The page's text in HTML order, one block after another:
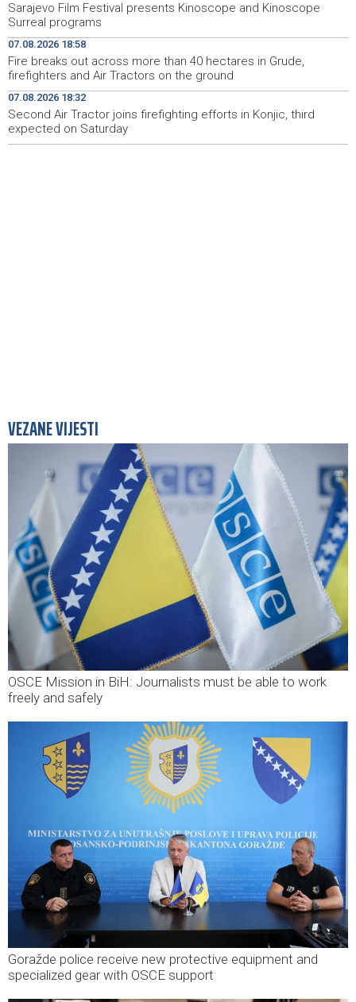
15:05
Vozači u HBŽ-u pozvani na oprez zbog divljih konja na
cestama
14:49
Bh. Muay Thai reprezentacija na Svjetskom prvenstvu u
najbrojnijem sastavu do sada (VIDEO)
14:30
Sutra sunčano, dnevna temperatura od 27 do 33, na
jugu do 39 stepeni
Sarajevo Film Festival presents Kinoscope and Kinoscope
Surreal programs
07.08.2026 18:58
Fire breaks out across more than 40 hectares in Grude,
firefighters and Air Tractors on the ground
07.08.2026 18:32
Second Air Tractor joins firefighting efforts in Konjic, third
expected on Saturday
VEZANE VIJESTI
OSCE Mission in BiH: Journalists must be able to work
freely and safely
Goražde police receive new protective equipment and
specialized gear with OSCE support